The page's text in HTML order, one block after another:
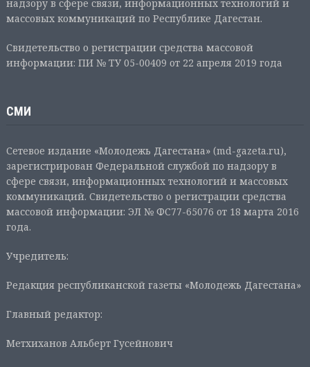
надзору в сфере связи, информационных технологий и
массовых коммуникаций по Республике Дагестан.
Свидетельство о регистрации средства массовой
информации: ПИ № ТУ 05-00409 от 22 апреля 2019 года
СМИ
Сетевое издание «Молодежь Дагестана» (md-gazeta.ru),
зарегистрирован Федеральной службой по надзору в
сфере связи, информационных технологий и массовых
коммуникаций. Свидетельство о регистрации средства
массовой информации: ЭЛ № ФС77-65076 от 18 марта 2016
года.
Учредитель:
Редакция республиканской газеты «Молодежь Дагестана»
Главный редактор:
Метхиханов Альберт Гусейнович